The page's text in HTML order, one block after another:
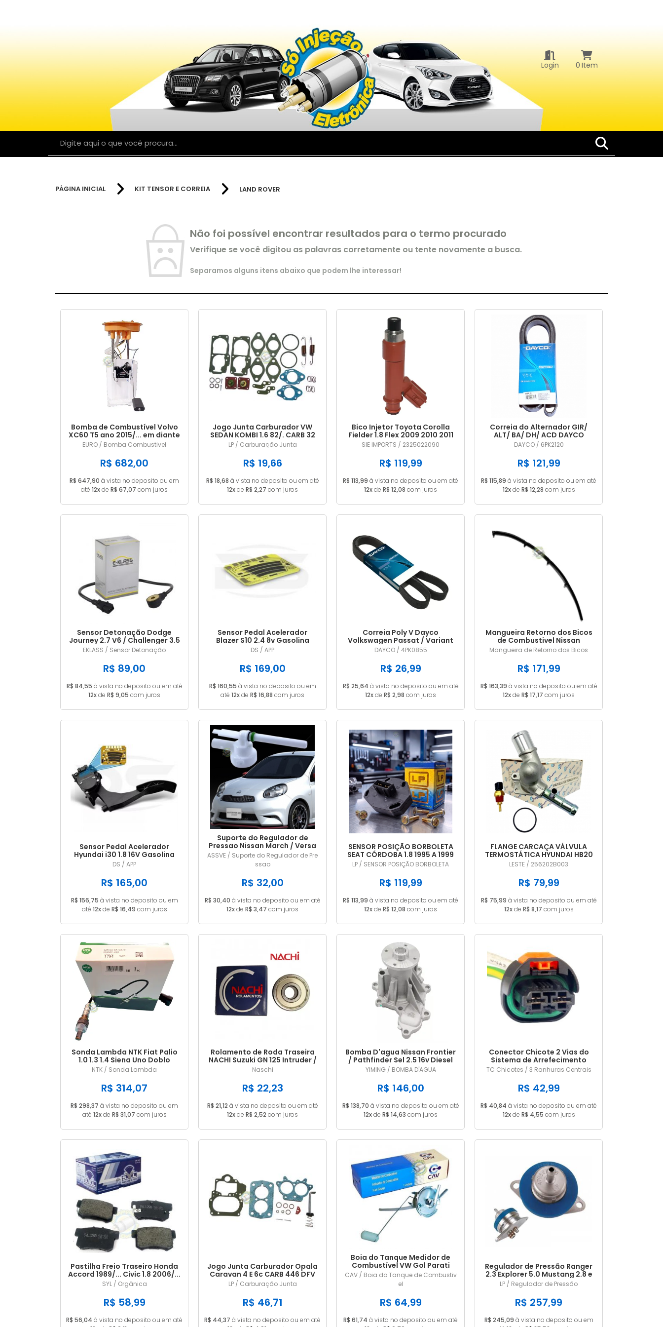
Login 0 Item
PÁGINA INICIAL KIT TENSOR E CORREIA LAND ROVER
Não foi possível encontrar resultados para o termo procurado
Verifique se você digitou as palavras corretamente ou tente novamente a busca.
Separamos alguns itens abaixo que podem lhe interessar!
Bomba de Combustível Volvo
XC60 T5 ano 2015/... em diante
A2C53325536
EURO / Bomba Combustivel
R$ 682,00
R$ 647,90 à vista no deposito ou em
até 12xde R$ 67,07 com juros
Jogo Junta Carburador VW
SEDAN KOMBI 1.6 82/. CARB 32
PDSIT ALCOOL
LP / Carburação Junta
R$ 19,66
R$ 18,68 à vista no deposito ou em até
12xde R$ 2,27 com juros
Bico Injetor Toyota Corolla
Fielder 1.8 Flex 2009 2010 2011
2012 2013 2325022090
SIE IMPORTS / 2325022090
R$ 119,99
R$ 113,99 à vista no deposito ou em até
12xde R$ 12,08 com juros
Correia do Alternador GIR/
ALT/ BA/ DH/ ACD DAYCO
6PK2120
DAYCO / 6PK2120
R$ 121,99
R$ 115,89 à vista no deposito ou em até
12xde R$ 12,28 com juros
Sensor Detonação Dodge
Journey 2.7 V6 / Challenger 3.5
V6 4609093AE / 4606093AD
EKLASS / Sensor Detonação
R$ 89,00
R$ 84,55 à vista no deposito ou em até
12xde R$ 9,05 com juros
Sensor Pedal Acelerador
Blazer S10 2.4 8v Gasolina
2006/2011
DS / APP
R$ 169,00
R$ 160,55 à vista no deposito ou em
até 12xde R$ 16,88 com juros
Correia Poly V Dayco
Volkswagen Passat / Variant
(importado) 1.8 20V / 1.8 20V
Turbo 1996 1997 1998 1999 GIR /
ACD 4PK0855
DAYCO / 4PK0855
R$ 26,99
R$ 25,64 à vista no deposito ou em até
12xde R$ 2,98 com juros
Mangueira Retorno dos Bicos
de Combustivel Nissan
Frontier 2.8 MWM 9053156
Mangueira de Retorno dos Bicos
R$ 171,99
R$ 163,39 à vista no deposito ou em até
12xde R$ 17,17 com juros
Sensor Pedal Acelerador
Hyundai i30 1.8 16V Gasolina
2014/... em diante
DS / APP
R$ 165,00
R$ 156,75 à vista no deposito ou em
até 12xde R$ 16,49 com juros
Suporte do Regulador de
Pressao Nissan March / Versa
1.0 1.6 2011/... em diante
ASSVE / Suporte do Regulador de Pre
ssao
R$ 32,00
R$ 30,40 à vista no deposito ou em até
12xde R$ 3,47 com juros
SENSOR POSIÇÃO BORBOLETA
SEAT CÓRDOBA 1.8 1995 A 1999
TPS DIGITAL LP707
LP / SENSOR POSIÇÃO BORBOLETA
R$ 119,99
R$ 113,99 à vista no deposito ou em até
12xde R$ 12,08 com juros
FLANGE CARCAÇA VÁLVULA
TERMOSTÁTICA HYUNDAI HB20
I30 VELOSTER CRETA 1.6 16V
256202B003
LESTE / 256202B003
R$ 79,99
R$ 75,99 à vista no deposito ou em até
12xde R$ 8,17 com juros
Sonda Lambda NTK Fiat Palio
1.0 1.3 1.4 Siena Uno Doblo
Punto Strada
NTK / Sonda Lambda
R$ 314,07
R$ 298,37 à vista no deposito ou em
até 12xde R$ 31,07 com juros
Rolamento de Roda Traseira
NACHI Suzuki GN 125 Intruder /
Yes 125 EN 6202ZE
Naschi
R$ 22,23
R$ 21,12 à vista no deposito ou em até
12xde R$ 2,52 com juros
Bomba D'agua Nissan Frontier
/ Pathfinder Sel 2.5 16v Diesel
2008/...
YIMING / BOMBA D'AGUA
R$ 146,00
R$ 138,70 à vista no deposito ou em até
12xde R$ 14,63 com juros
Conector Chicote 2 Vias do
Sistema de Arrefecimento
Renault / Peugeot
TC Chicotes / 3 Ranhuras Centrais
R$ 42,99
R$ 40,84 à vista no deposito ou em até
12xde R$ 4,55 com juros
Pastilha Freio Traseiro Honda
Accord 1989/... Civic 1.8 2006/...
SYL / Orgânica
R$ 58,99
R$ 56,04 à vista no deposito ou em até
Jogo Junta Carburador Opala
Caravan 4 E 6c CARB 446 DFV
ALC
LP / Carburação Junta
R$ 46,71
R$ 44,37 à vista no deposito ou em até
Boia do Tanque Medidor de
Combustível VW Gol Parati
Saveiro Voyage 1985 a 1989
Gasolina Com Retorno Com
Pescador 55L
CAV / Boia do Tanque de Combustiv
el
R$ 64,99
R$ 61,74 à vista no deposito ou em até
Regulador de Pressão Ranger
2.3 Explorer 5.0 Mustang 2.8 e
5.0 LP228
LP / Regulador de Pressão
R$ 257,99
R$ 245,09 à vista no deposito ou em